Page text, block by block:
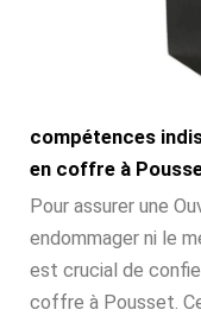
compétences
en coffre à
Pour assurer une
endommager ni le
est crucial de
coffre à Pousset.